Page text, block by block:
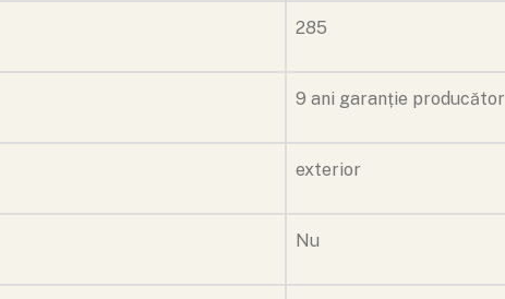
285
9 ani garanție producător
exterior
Nu